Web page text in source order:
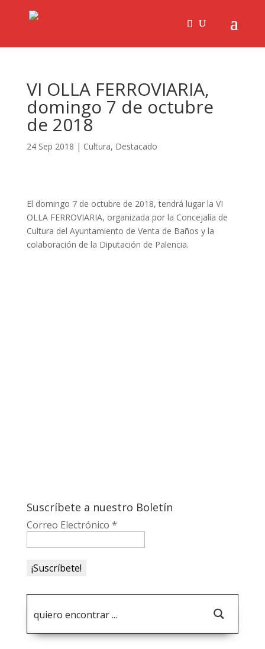
VI OLLA FERROVIARIA,
domingo 7 de octubre
de 2018
24 Sep 2018 | Cultura, Destacado
El domingo 7 de octubre de 2018, tendrá lugar la VI
OLLA FERROVIARIA, organizada por la Concejalía de
Cultura del Ayuntamiento de Venta de Baños y la
colaboración de la Diputación de Palencia.
Suscríbete a nuestro Boletín
Correo Electrónico *